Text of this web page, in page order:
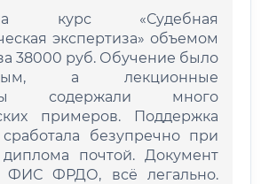
курс «Судебная
экспертиза» объемом
38000 руб. Обучение было
а лекционные
содержали много
примеров. Поддержка
безупречно при
диплома почтой. Документ
ФИС ФРДО, всё легально.